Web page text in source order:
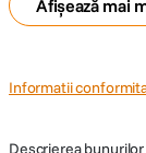
Afișează mai
Informatii
Descrierea